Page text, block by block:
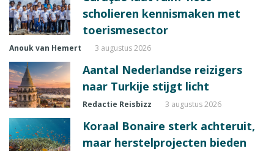
scholieren kennismaken met
toerismesector
Anouk van Hemert 3 augustus 2026
Aantal Nederlandse reizigers
naar Turkije stijgt licht
Redactie Reisbizz 3 augustus 2026
Koraal Bonaire sterk achteruit,
maar herstelprojecten bieden